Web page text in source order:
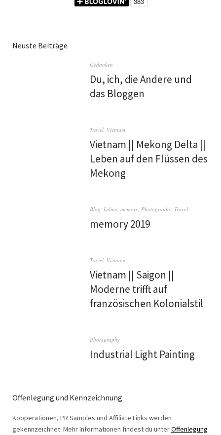
Neuste Beiträge
Gedanken
Du, ich, die Andere und
das Bloggen
Travel, Vietnam
Vietnam || Mekong Delta ||
Leben auf den Flüssen des
Mekong
Blog,Leben,memory,Photography, Travel
memory 2019
Travel, Vietnam
Vietnam || Saigon ||
Moderne trifft auf
französischen Kolonialstil
Photography
Industrial Light Painting
Offenlegung und Kennzeichnung
Kooperationen, PR Samples und Affiliate Links werden
gekennzeichnet. Mehr Informationen findest du unterOffenlegung